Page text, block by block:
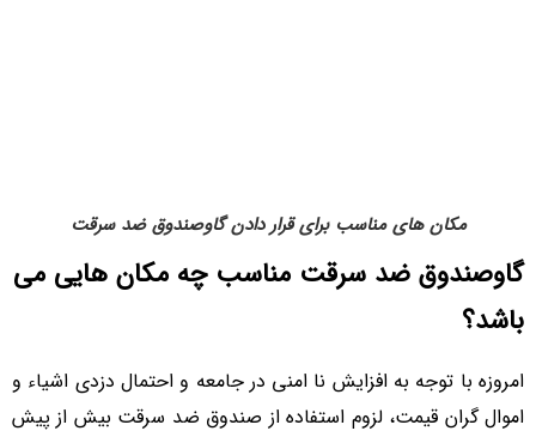
مکان های مناسب برای قرار دادن گاوصندوق ضد سرقت
گاوصندوق ضد سرقت مناسب چه مکان هایی می
باشد؟
امروزه با توجه به افزایش نا امنی در جامعه و احتمال دزدی اشیاء و
اموال گران قیمت، لزوم استفاده از صندوق ضد سرقت بیش از پیش